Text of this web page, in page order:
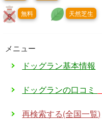
無料 天然芝生
メニュー
ドッグラン基本情報
ドッグランの口コミ
再検索する(全国一覧)